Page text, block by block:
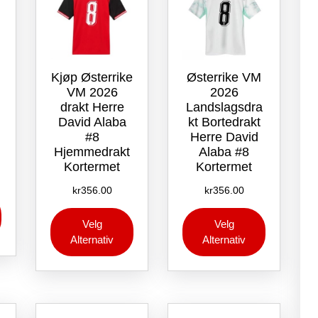
produktsiden
produktet
har
varianter.
Alternativene
velges
Kjøp Østerrike
VM 2026
drakt Herre
David Alaba
#8
Hjemmedrakt
Kortermet
kr356.00
Velg
Alternativ
produktet
har
varianter.
kan
Østerrike VM
2026
Landslagsdra
kt Bortedrakt
Herre David
Alaba #8
Kortermet
kr356.00
Velg
Alternativ
produktet
har
varianter.
kan